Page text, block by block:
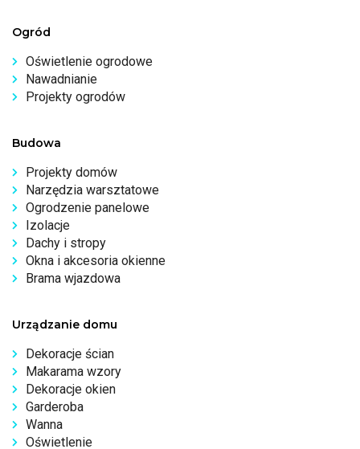
Ogród
Oświetlenie ogrodowe
Nawadnianie
Projekty ogrodów
Budowa
Projekty domów
Narzędzia warsztatowe
Ogrodzenie panelowe
Izolacje
Dachy i stropy
Okna i akcesoria okienne
Brama wjazdowa
Urządzanie domu
Dekoracje ścian
Makarama wzory
Dekoracje okien
Garderoba
Wanna
Oświetlenie